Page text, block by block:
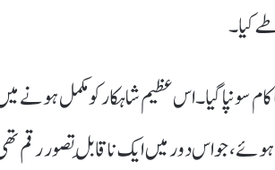
کیا۔
تیاری کا کام سونپا گیا۔ اس عظیم شاہکار کو مکمل ہونے
جو اس دور میں ایک ناقابلِ تصور رقم